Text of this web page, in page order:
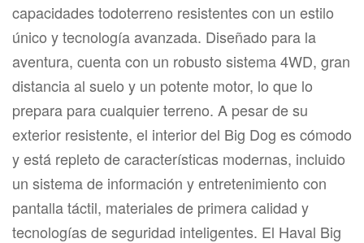
capacidades todoterreno resistentes con un estilo
único y tecnología avanzada. Diseñado para la
aventura, cuenta con un robusto sistema 4WD, gran
distancia al suelo y un potente motor, lo que lo
prepara para cualquier terreno. A pesar de su
exterior resistente, el interior del Big Dog es cómodo
y está repleto de características modernas, incluido
un sistema de información y entretenimiento con
pantalla táctil, materiales de primera calidad y
tecnologías de seguridad inteligentes. El Haval Big